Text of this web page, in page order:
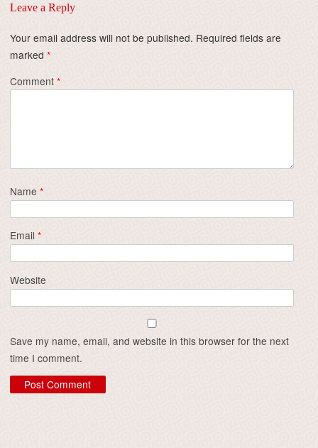
Leave a Reply
Your email address will not be published. Required fields are
marked *
Comment *
Name *
Email *
Website
Save my name, email, and website in this browser for the next
time I comment.